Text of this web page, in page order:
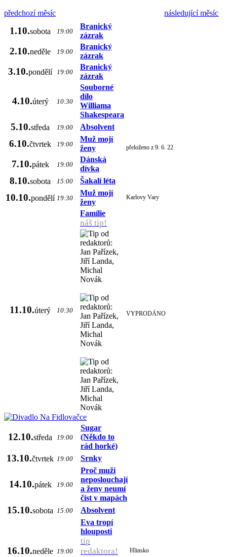
předchozí měsíc následující měsíc
1.10.sobota 19:00
Branický
zázrak
2.10.neděle 19:00
Branický
zázrak
3.10.pondělí 19:00
Branický
zázrak
4.10.úterý 10:30
Souborné
dílo
Williama
Shakespeara
5.10.středa 19:00 Absolvent
6.10.čtvrtek 19:00
Muž mojí
ženy
přeloženo z 9. 6. 22
7.10.pátek 19:00
Dánská
dívka
8.10.sobota 15:00 Šakalí léta
10.10.pondělí 19:30
Muž mojí
ženy
Karlovy Vary
11.10.úterý 10:30
Famílie
náš tip!
VYPRODÁNO
12.10.středa 19:00
Sugar
(Někdo to
rád horké)
13.10.čtvrtek 19:00 Srnky
14.10.pátek 19:00
Proč muži
neposlouchají
a ženy neumí
číst v mapách
15.10.sobota 15:00 Absolvent
16.10.neděle 19:00
Eva tropí
hlouposti
tip
redaktora!
Hlinsko